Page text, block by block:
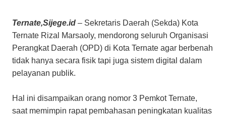
Ternate,Sijege.id – Sekretaris Daerah (Sekda) Kota
Ternate Rizal Marsaoly, mendorong seluruh Organisasi
Perangkat Daerah (OPD) di Kota Ternate agar berbenah
tidak hanya secara fisik tapi juga sistem digital dalam
pelayanan publik.
Hal ini disampaikan orang nomor 3 Pemkot Ternate,
saat memimpin rapat pembahasan peningkatan kualitas